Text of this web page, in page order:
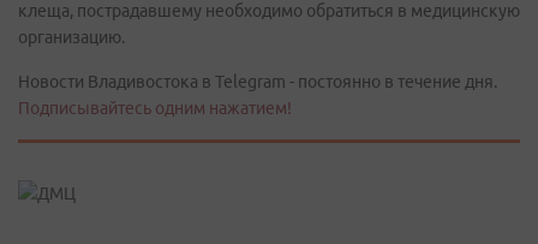
клеща, пострадавшему необходимо обратиться в медицинскую
организацию.
Новости Владивостока в Telegram - постоянно в течение дня.
Подписывайтесь одним нажатием!